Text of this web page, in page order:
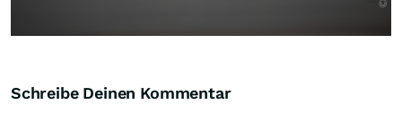
Schreibe Deinen Kommentar